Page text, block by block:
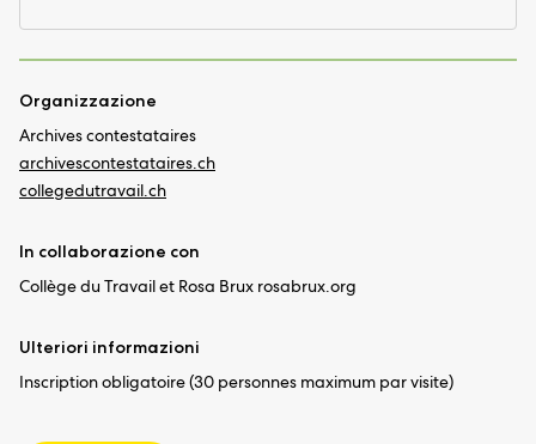
Organizzazione
Archives contestataires
archivescontestataires.ch
collegedutravail.ch
In collaborazione con
Collège du Travail et Rosa Brux rosabrux.org
Ulteriori informazioni
Inscription obligatoire (30 personnes maximum par visite)